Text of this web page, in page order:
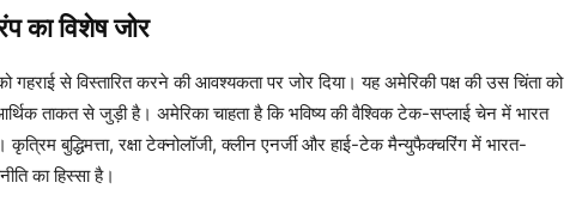
का विशेष जोर
से विस्तारित करने की आवश्यकता पर जोर दिया। यह अमेरिकी पक्ष की उस चिंता को
ताकत से जुड़ी है। अमेरिका चाहता है कि भविष्य की वैश्विक टेक-सप्लाई चेन में भारत
बुद्धिमत्ता, रक्षा टेक्नोलॉजी, क्लीन एनर्जी और हाई-टेक मैन्युफैक्चरिंग में भारत-
का हिस्सा है।